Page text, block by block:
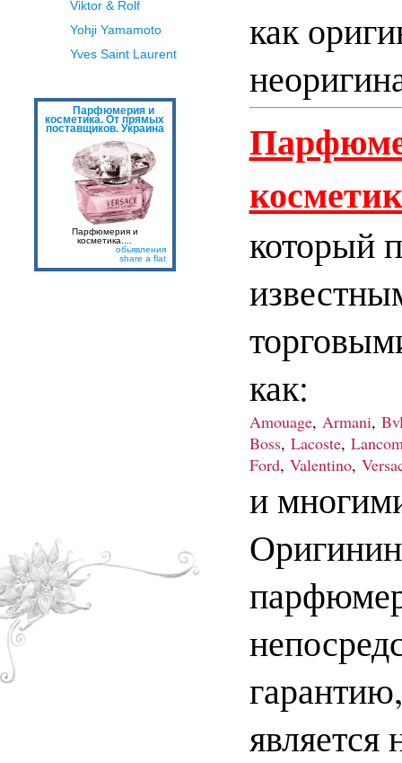
Viktor & Rolf
Yohji Yamamoto
Yves Saint Laurent
Парфюмерия и
косметика. От прямых
поставщиков. Украина
Парфюмерия и
косметика....
обьявления
share a flat
как
который
как:
Amouage, Armani,
Boss, Lacoste,
Ford, Valentino,
и
гарантию
является